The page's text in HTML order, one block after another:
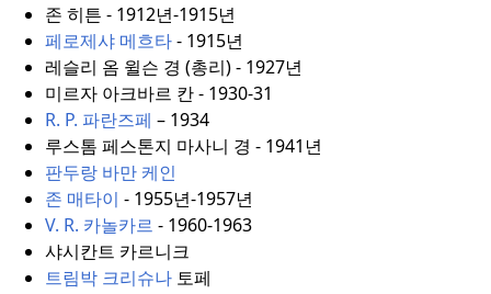
존 히튼 - 1912년-1915년
페로제샤 메흐타- 1915년
레슬리 옴 윌슨 경 (총리) - 1927년
미르자 아크바르 칸 - 1930-31
R. P. 파란즈페 – 1934
루스톰 페스톤지 마사니 경 - 1941년
판두랑 바만 케인
존 매타이 - 1955년-1957년
V. R. 카놀카르 - 1960-1963
샤시칸트 카르니크
트림박 크리슈나토페